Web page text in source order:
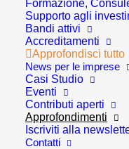
Formazione,
Supporto agli
Bandi attivi
Accreditamenti
Approfondisci tutto
News per le imprese
Casi Studio
Eventi
Contributi aperti
Approfondimenti
Iscriviti alla
Contatti
Mondiale
In GCP vogliamo
per parlare di un
stiamo lavorando: il
Non si tratta solo del
per migliorare